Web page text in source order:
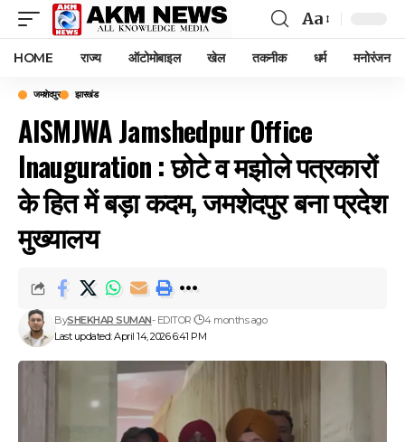
Font
Resizer
Aa
HOME राज्य ऑटोमोबाइल खेल तकनीक धर्म मनोरंजन
जमशेदपुर झारखंड
AISMJWA Jamshedpur Office
Inauguration : छोटे व मझोले पत्रकारों
के हित में बड़ा कदम, जमशेदपुर बना प्रदेश
मुख्यालय
Last updated: April 14, 2026 6:41 PM
BySHEKHAR SUMAN- EDITOR 4 months ago